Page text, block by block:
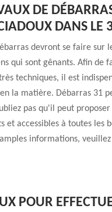
DE
DANS LE
devront se faire sur
qui sont gênants. Afin de
techniques, il est
la matière. Débarras 31
pas qu'il peut
et accessibles à toutes les
informations,
POUR